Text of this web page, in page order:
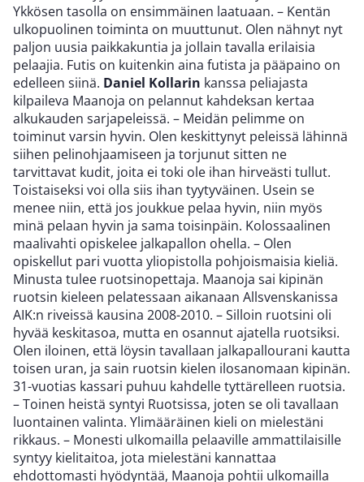
Ykkösen tasolla on ensimmäinen laatuaan. – Kentän
ulkopuolinen toiminta on muuttunut. Olen nähnyt nyt
paljon uusia paikkakuntia ja jollain tavalla erilaisia
pelaajia. Futis on kuitenkin aina futista ja pääpaino on
edelleen siinä. Daniel Kollarin kanssa peliajasta
kilpaileva Maanoja on pelannut kahdeksan kertaa
alkukauden sarjapeleissä. – Meidän pelimme on
toiminut varsin hyvin. Olen keskittynyt peleissä lähinnä
siihen pelinohjaamiseen ja torjunut sitten ne
tarvittavat kudit, joita ei toki ole ihan hirveästi tullut.
Toistaiseksi voi olla siis ihan tyytyväinen. Usein se
menee niin, että jos joukkue pelaa hyvin, niin myös
minä pelaan hyvin ja sama toisinpäin. Kolossaalinen
maalivahti opiskelee jalkapallon ohella. – Olen
opiskellut pari vuotta yliopistolla pohjoismaisia kieliä.
Minusta tulee ruotsinopettaja. Maanoja sai kipinän
ruotsin kieleen pelatessaan aikanaan Allsvenskanissa
AIK:n riveissä kausina 2008-2010. – Silloin ruotsini oli
hyvää keskitasoa, mutta en osannut ajatella ruotsiksi.
Olen iloinen, että löysin tavallaan jalkapallourani kautta
toisen uran, ja sain ruotsin kielen ilosanomaan kipinän.
31-vuotias kassari puhuu kahdelle tyttärelleen ruotsia.
– Toinen heistä syntyi Ruotsissa, joten se oli tavallaan
luontainen valinta. Ylimääräinen kieli on mielestäni
rikkaus. – Monesti ulkomailla pelaaville ammattilaisille
syntyy kielitaitoa, jota mielestäni kannattaa
ehdottomasti hyödyntää, Maanoja pohtii ulkomailla